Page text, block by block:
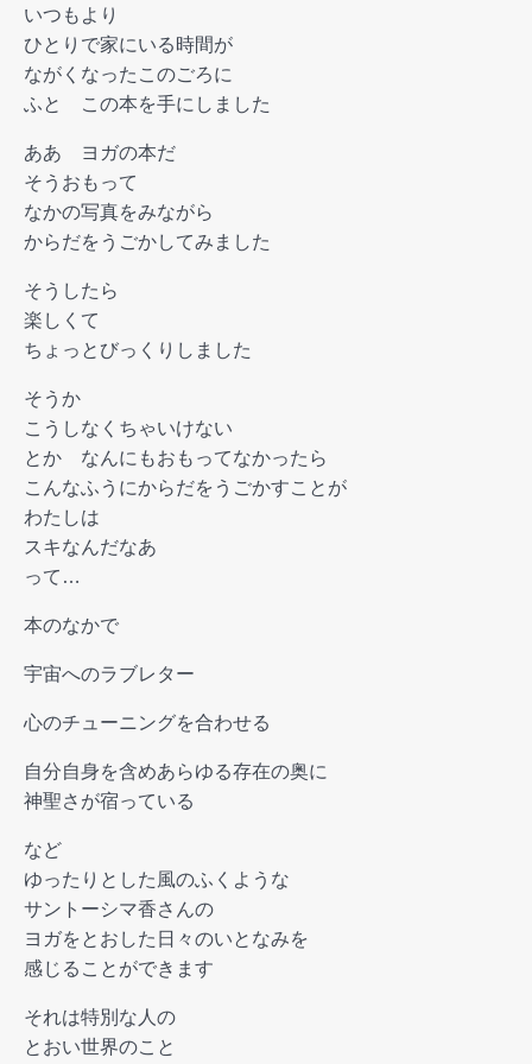
いつもより
ひとりで家にいる時間が
ながくなったこのごろに
ふと この本を手にしました
ああ ヨガの本だ
そうおもって
なかの写真をみながら
からだをうごかしてみました
そうしたら
楽しくて
ちょっとびっくりしました
そうか
こうしなくちゃいけない
とか なんにもおもってなかったら
こんなふうにからだをうごかすことが
わたしは
スキなんだなあ
って…
本のなかで
宇宙へのラブレター
心のチューニングを合わせる
自分自身を含めあらゆる存在の奥に
神聖さが宿っている
など
ゆったりとした風のふくような
サントーシマ香さんの
ヨガをとおした日々のいとなみを
感じることができます
それは特別な人の
とおい世界のこと